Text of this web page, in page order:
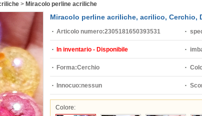
> Miracolo perline acriliche
Miracolo perline acriliche, acrilico, Cerchio,
Articolo numero:2305181650393531
In inventario - Disponibile
Forma:Cerchio
Innocuo:nessun
Colore: